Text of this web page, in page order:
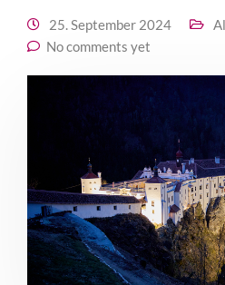
25. September 2024
No comments yet